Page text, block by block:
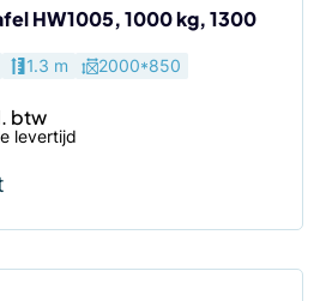
HW1005, 1000 kg, 1300
1.3 m
2000*850
levertijd